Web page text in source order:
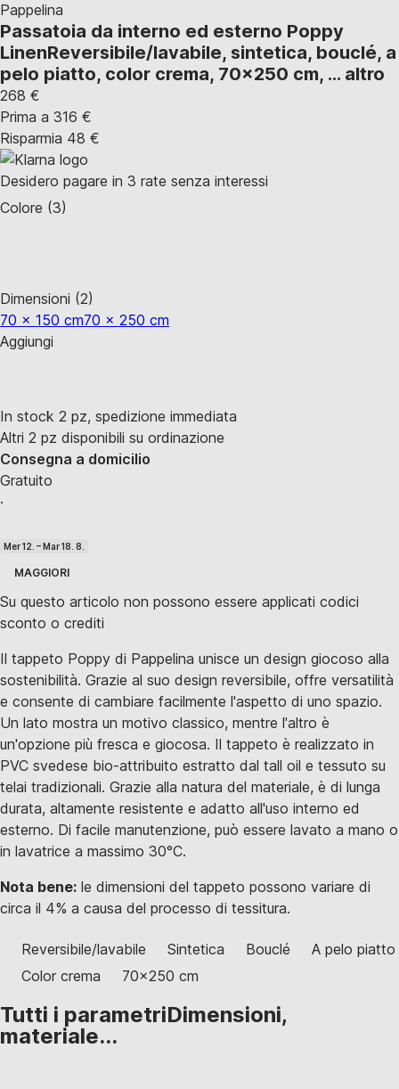
Pappelina
Passatoia da interno ed esterno Poppy
LinenReversibile/lavabile, sintetica, bouclé, a
pelo piatto, color crema, 70x250 cm, … altro
268 €
Prima a 316 €
Risparmia 48 €
Desidero pagare in 3 rate senza interessi
Colore (3)
Dimensioni (2)
70 x 150 cm70 x 250 cm
Aggiungi
In stock 2 pz, spedizione immediata
Altri 2 pz disponibili su ordinazione
Consegna a domicilio
Gratuito
·
Mer 12. – Mar 18. 8.
MAGGIORI
Su questo articolo non possono essere applicati codici
sconto o crediti
Il tappeto Poppy di Pappelina unisce un design giocoso alla
sostenibilità. Grazie al suo design reversibile, offre versatilità
e consente di cambiare facilmente l'aspetto di uno spazio.
Un lato mostra un motivo classico, mentre l'altro è
un'opzione più fresca e giocosa. Il tappeto è realizzato in
PVC svedese bio-attribuito estratto dal tall oil e tessuto su
telai tradizionali. Grazie alla natura del materiale, è di lunga
durata, altamente resistente e adatto all'uso interno ed
esterno. Di facile manutenzione, può essere lavato a mano o
in lavatrice a massimo 30°C.
Nota bene: le dimensioni del tappeto possono variare di
circa il 4% a causa del processo di tessitura.
Reversibile/lavabile Sintetica Bouclé
A pelo piatto
Color crema
70x250 cm
Tutti i parametriDimensioni,
materiale...